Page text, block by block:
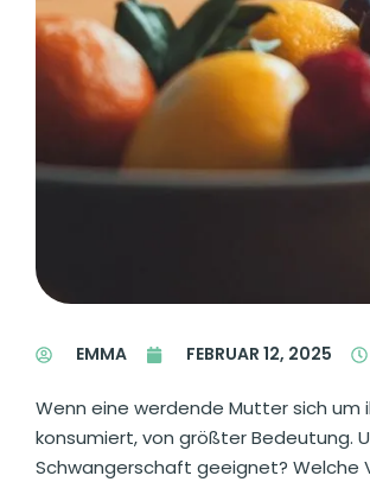
EMMA FEBRUAR 12, 2025
Wenn eine werdende Mutter sich um
konsumiert, von größter Bedeutung.
Schwangerschaft geeignet? Welche